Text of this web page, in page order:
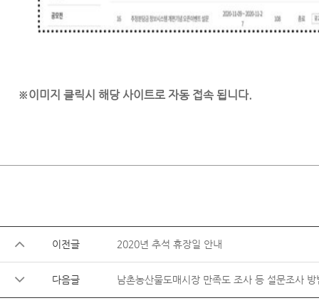
※이미지 클릭시 해당 사이트로 자동 접속 됩니다.
이전글 2020년 추석 휴장일 안내
다음글 남촌농산물도매시장 만족도 조사 등 설문조사